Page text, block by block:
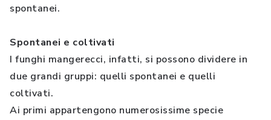
spontanei.
Spontanei e coltivati
I funghi mangerecci, infatti, si possono dividere in
due grandi gruppi: quelli spontanei e quelli
coltivati.
Ai primi appartengono numerosissime specie